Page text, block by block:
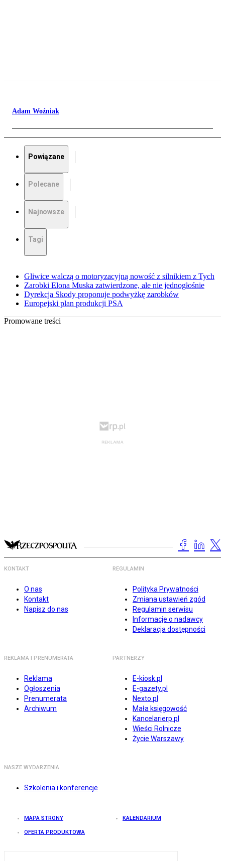
Adam Woźniak
Powiązane
Polecane
Najnowsze
Tagi
Gliwice walczą o motoryzacyjną nowość z silnikiem z Tych
Zarobki Elona Muska zatwierdzone, ale nie jednogłośnie
Dyrekcja Skody proponuje podwyżkę zarobków
Europejski plan produkcji PSA
Promowane treści
KONTAKT
O nas
Kontakt
Napisz do nas
REGULAMIN
Polityka Prywatności
Zmiana ustawień zgód
Regulamin serwisu
Informacje o nadawcy
Deklaracja dostępności
REKLAMA I PRENUMERATA
Reklama
Ogłoszenia
Prenumerata
Archiwum
PARTNERZY
E-kiosk.pl
E-gazety.pl
Nexto.pl
Mała księgowość
Kancelarierp.pl
Wieści Rolnicze
Życie Warszawy
NASZE WYDARZENIA
Szkolenia i konferencje
MAPA STRONY KALENDARIUM
OFERTA PRODUKTOWA